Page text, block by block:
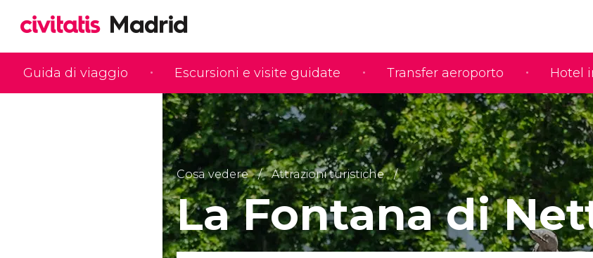
Guida di viaggio Escursioni e visite guidate Transfer aeroporto Hotel
Cosa vedere Attrazioni turistiche
La Fontana di